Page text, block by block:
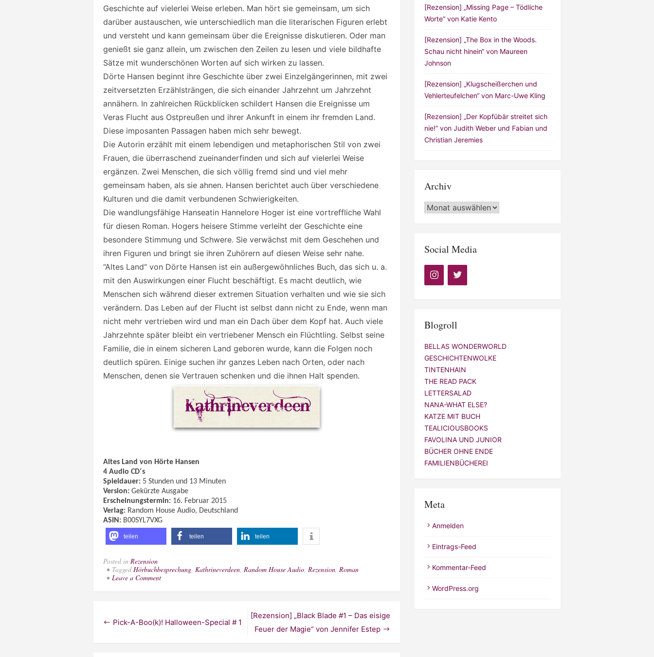
Geschichte auf vielerlei Weise erleben. Man hört sie gemeinsam, um sich
darüber austauschen, wie unterschiedlich man die literarischen Figuren erlebt
und versteht und kann gemeinsam über die Ereignisse diskutieren. Oder man
genießt sie ganz allein, um zwischen den Zeilen zu lesen und viele bildhafte
Sätze mit wunderschönen Worten auf sich wirken zu lassen.
Dörte Hansen beginnt ihre Geschichte über zwei Einzelgängerinnen, mit zwei
zeitversetzten Erzählsträngen, die sich einander Jahrzehnt um Jahrzehnt
annähern. In zahlreichen Rückblicken schildert Hansen die Ereignisse um
Veras Flucht aus Ostpreußen und ihrer Ankunft in einem ihr fremden Land.
Diese imposanten Passagen haben mich sehr bewegt.
Die Autorin erzählt mit einem lebendigen und metaphorischen Stil von zwei
Frauen, die überraschend zueinanderfinden und sich auf vielerlei Weise
ergänzen. Zwei Menschen, die sich völlig fremd sind und viel mehr
gemeinsam haben, als sie ahnen. Hansen berichtet auch über verschiedene
Kulturen und die damit verbundenen Schwierigkeiten.
Die wandlungsfähige Hanseatin Hannelore Hoger ist eine vortreffliche Wahl
für diesen Roman. Hogers heisere Stimme verleiht der Geschichte eine
besondere Stimmung und Schwere. Sie verwächst mit dem Geschehen und
ihren Figuren und bringt sie ihren Zuhörern auf diesen Weise sehr nahe.
“Altes Land“ von Dörte Hansen ist ein außergewöhnliches Buch, das sich u. a.
mit den Auswirkungen einer Flucht beschäftigt. Es macht deutlich, wie
Menschen sich während dieser extremen Situation verhalten und wie sie sich
verändern. Das Leben auf der Flucht ist selbst dann nicht zu Ende, wenn man
nicht mehr vertrieben wird und man ein Dach über dem Kopf hat. Auch viele
Jahrzehnte später bleibt ein vertriebener Mensch ein Flüchtling. Selbst seine
Familie, die in einem sicheren Land geboren wurde, kann die Folgen noch
deutlich spüren. Einige suchen ihr ganzes Leben nach Orten, oder nach
Menschen, denen sie Vertrauen schenken und die ihnen Halt spenden.
Altes Land von Hörte Hansen
4 Audio CD´s
Spieldauer: 5 Stunden und 13 Minuten
Version: Gekürzte Ausgabe
Erscheinungstermin: 16. Februar 2015
Verlag: Random House Audio, Deutschland
ASIN: B00SYL7VXG
teilen teilen teilen
Posted in Rezension
TaggedHörbuchbesprechung, Kathrineverdeen, Random House Audio, Rezension, Roman
Leave a Commenton
Dörte
Hansen
Beitragsnavigation
[Rezension] „Black Blade #1 – Das eisige
Feuer der Magie“ von Jennifer Estep
Pick-A-Boo(k)! Halloween-Special # 1
[Rezension] „Missing Page – Tödliche
Worte“ von Katie Kento
[Rezension] „The Box in the Woods.
Schau nicht hinein“ von Maureen
Johnson
[Rezension] „Klugscheißerchen und
Vehlerteufelchen“ von Marc-Uwe Kling
[Rezension] „Der Kopfübär streitet sich
nie!“ von Judith Weber und Fabian und
Christian Jeremies
Archiv
Archiv
Social Media
Blogroll
BELLAS WONDERWORLD
GESCHICHTENWOLKE
TINTENHAIN
THE READ PACK
LETTERSALAD
NANA-WHAT ELSE?
KATZE MIT BUCH
TEALICIOUSBOOKS
FAVOLINA UND JUNIOR
BÜCHER OHNE ENDE
FAMILIENBÜCHEREI
Meta
Anmelden
Eintrags-Feed
Kommentar-Feed
WordPress.org